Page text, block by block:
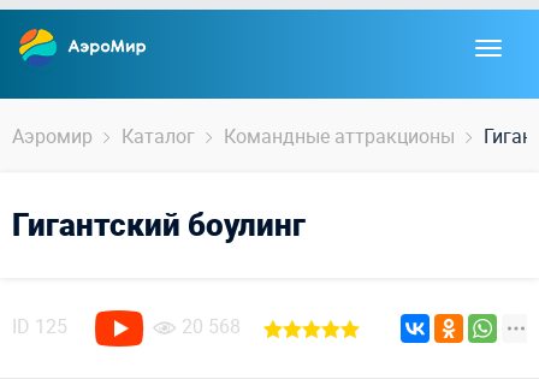
Аэромир Каталог Командные аттракционы
Гигантский боулинг
ID 125 20 568